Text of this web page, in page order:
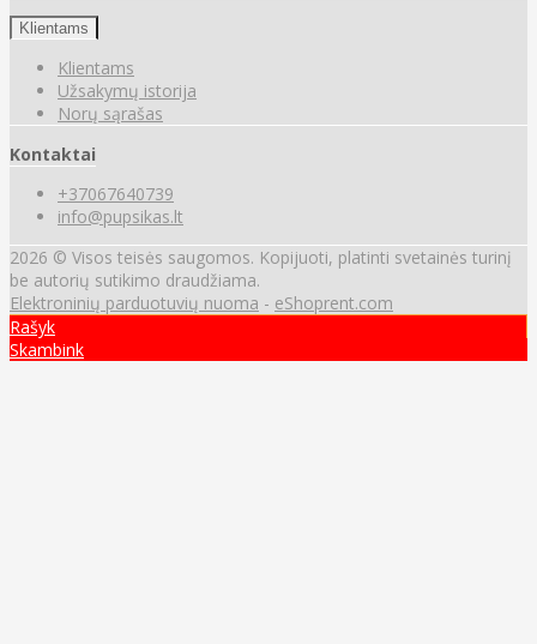
Klientams
Klientams
Užsakymų istorija
Norų sąrašas
Kontaktai
+37067640739
info@pupsikas.lt
2026 © Visos teisės saugomos. Kopijuoti, platinti svetainės turinį
be autorių sutikimo draudžiama.
Elektroninių parduotuvių nuoma - eShoprent.com
Rašyk
Skambink